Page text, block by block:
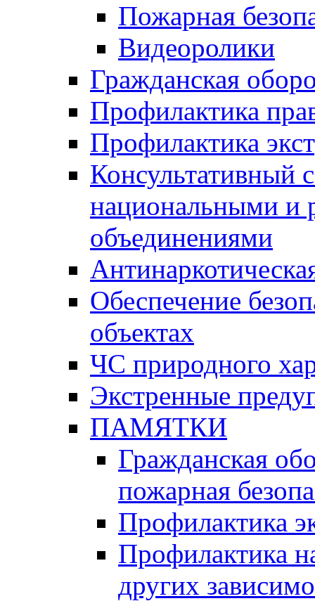
Пожарная
Видеоролики
Гражданская
Профилактика
Профилактика
Консультативный
национальными и
объединениями
Обеспечение
объектах
ЧС природного
Экстренные
ПАМЯТКИ
Гражданская
пожарная
Профилактика
Профилактика
других